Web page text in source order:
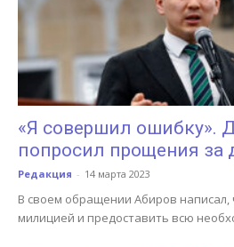
Кыргызстана
«Я совершил ошибку».
попросил прощения за
Редакция - 14 марта 2023
В своем обращении Абиров написал,
милицией и предоставить всю